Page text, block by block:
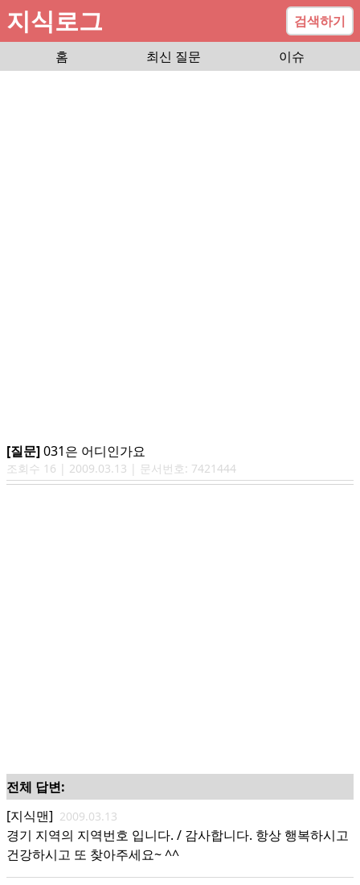
지식로그
검색하기
홈
최신 질문 이슈
[질문]031은 어디인가요
조회수 16 | 2009.03.13 | 문서번호: 7421444
전체 답변:
[지식맨] 2009.03.13
경기 지역의 지역번호 입니다. / 감사합니다. 항상 행복하시고
건강하시고 또 찾아주세요~ ^^